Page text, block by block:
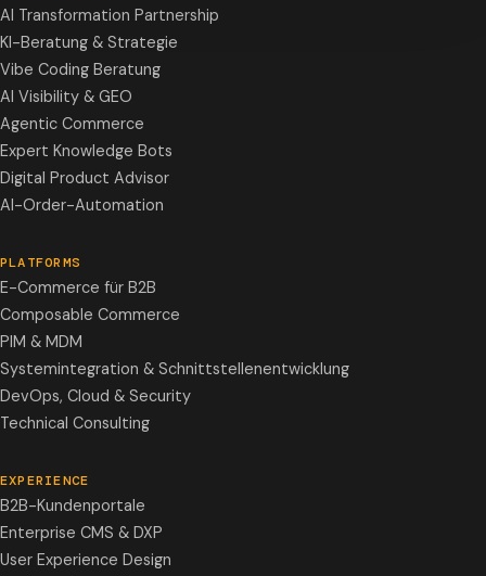
AI Transformation Partnership
KI-Beratung & Strategie
Vibe Coding Beratung
AI Visibility & GEO
Agentic Commerce
Expert Knowledge Bots
Digital Product Advisor
AI-Order-Automation
PLATFORMS
E-Commerce für B2B
Composable Commerce
PIM & MDM
Systemintegration & Schnittstellenentwicklung
DevOps, Cloud & Security
Technical Consulting
EXPERIENCE
B2B-Kundenportale
Enterprise CMS & DXP
User Experience Design